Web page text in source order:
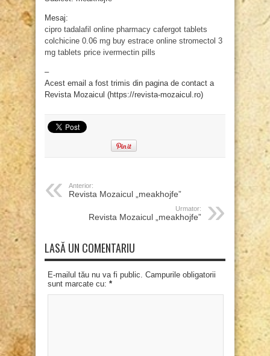
Mesaj:
cipro tadalafil online pharmacy cafergot tablets
colchicine 0.06 mg buy estrace online stromectol 3
mg tablets price ivermectin pills
–
Acest email a fost trimis din pagina de contact a
Revista Mozaicul (https://revista-mozaicul.ro)
Anterior:
Revista Mozaicul „meakhojfe”
Urmator:
Revista Mozaicul „meakhojfe”
LASĂ UN COMENTARIU
E-mailul tău nu va fi public. Campurile obligatorii
sunt marcate cu: *